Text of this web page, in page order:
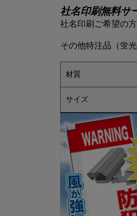
社名印刷無料サ
社名印刷ご希望の
その他特注品（蛍
材質
サイズ